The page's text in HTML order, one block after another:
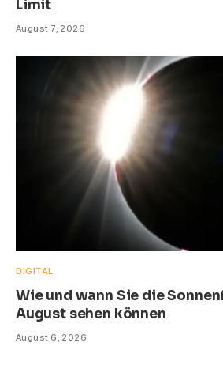
Limit
August 7, 2026
DIGITAL
Wie und wann Sie die
August sehen können
August 6, 2026